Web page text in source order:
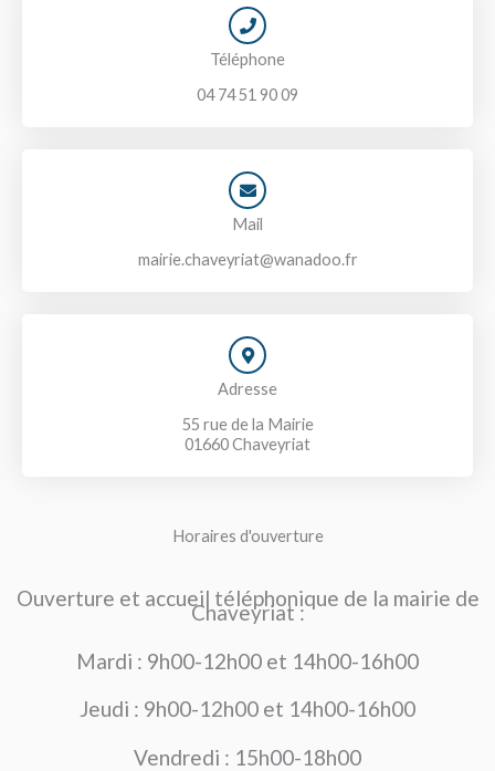
Téléphone
04 74 51 90 09
Mail
mairie.chaveyriat@wanadoo.fr
Adresse
55 rue de la Mairie
01660 Chaveyriat
Horaires d'ouverture
Ouverture et accueil téléphonique de la mairie de
Chaveyriat :
Mardi : 9h00-12h00 et 14h00-16h00
Jeudi : 9h00-12h00 et 14h00-16h00
Vendredi : 15h00-18h00